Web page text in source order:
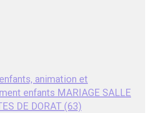
animation et
enfants MARIAGE SALLE
DE DORAT (63)